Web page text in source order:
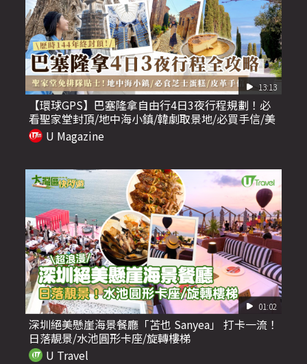
13:13
【環球GPS】巴塞隆拿自由行4日3夜行程規劃！必
看聖家堂封頂/地中海小鎮/韓劇取景地/必買手信/美
食推介U Magazine
01:02
深圳絕美懸崖海景餐廳「苫也 Sanyea」 打卡一流！
日落靚景/水池圓形卡座/旋轉樓梯
U Travel